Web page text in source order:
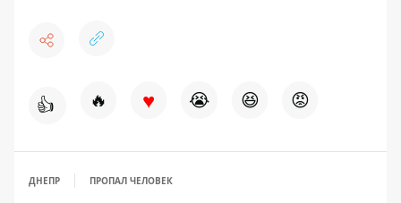
👍 🔥 ♥ 😭 😆 😡
ДНЕПР ПРОПАЛ ЧЕЛОВЕК